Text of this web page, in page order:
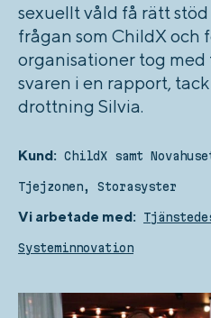
sexuellt våld få rätt
frågan som ChildX och
organisationer tog
svaren i en rapport,
drottning Silvia.
Kund: ChildX samt
Tjejzonen, Storasyster
Vi arbetade med:
Systeminnovation